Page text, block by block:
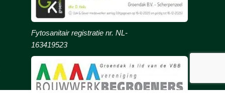
Fytosanitair registratie nr. NL-
163419523